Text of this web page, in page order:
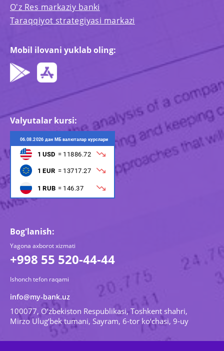
O'z Res markaziy banki
Taraqqiyot strategiyasi markazi
Mobil ilovani yuklab oling:
Valyutalar kursi:
Bog'lanish:
Yagona axborot xizmati
+998 55 520-44-44
Ishonch tefon raqami
info@my-bank.uz
100077, O‘zbekiston Respublikasi, Toshkent shahri,
Mirzo Ulug‘bek tumani, Sayram, 6-tor ko‘chasi, 9-uy